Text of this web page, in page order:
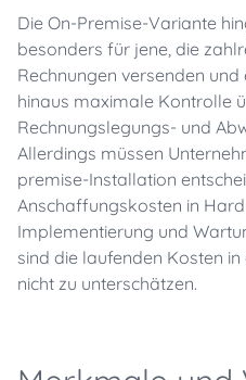
Die On-Premise-Variante
besonders für jene, die
Rechnungen versenden
hinaus maximale Kontrolle
Rechnungslegungs- und
Allerdings müssen
premise-Installation
Anschaffungskosten in
Implementierung und
sind die laufenden Kosten
nicht zu unterschätzen.